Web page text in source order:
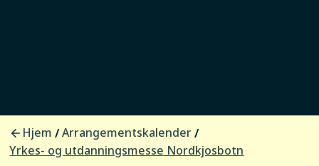
Hjem /Arrangementskalender /
Yrkes- og utdanningsmesse Nordkjosbotn
Sluttdato /
5.12.2025 kl. 14.00
Arrangør
Halti Næringshage med partnere
Sted
Nordkjosbotn idrettshall